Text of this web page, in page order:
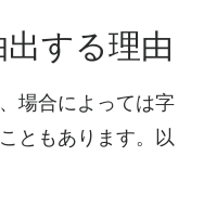
する理由
場合によっては字
ともあります。以